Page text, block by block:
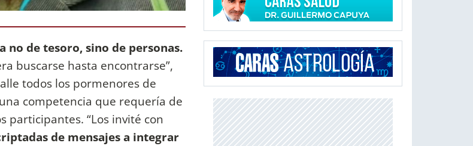
no de tesoro, sino de personas.
buscarse hasta encontrarse”,
todos los pormenores de
competencia que requería de
participantes. “Los invité con
de mensajes a integrar